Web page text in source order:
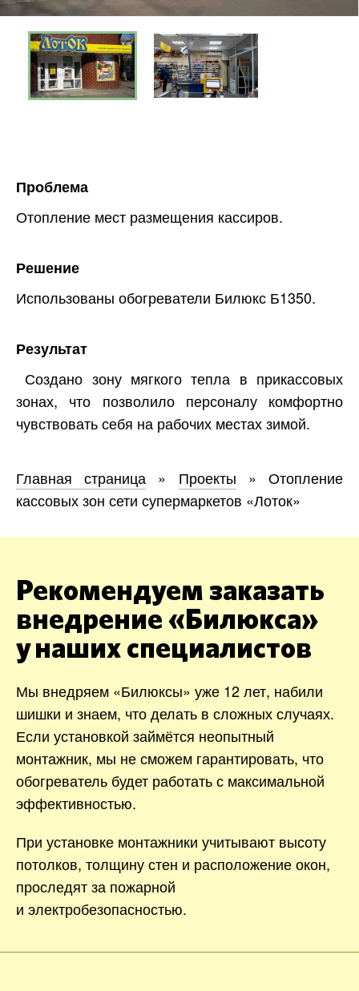
Проблема
Отопление мест размещения кассиров.
Решение
Использованы обогреватели Билюкс Б1350.
Результат
Создано зону мягкого тепла в прикассовых
зонах, что позволило персоналу комфортно
чувствовать себя на рабочих местах зимой.
Главная страница » Проекты »Отопление
кассовых зон сети супермаркетов «Лоток»
Рекомендуем заказать
внедрение «Билюкса»
у наших специалистов
Мы внедряем «Билюксы» уже 12 лет, набили
шишки и знаем, что делать в сложных случаях.
Если установкой займётся неопытный
монтажник, мы не сможем гарантировать, что
обогреватель будет работать с максимальной
эффективностью.
При установке монтажники учитывают высоту
потолков, толщину стен и расположение окон,
проследят за пожарной
и электробезопасностью.